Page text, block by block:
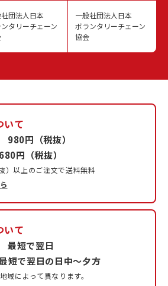
団法人日本
タリーチェーン
一般社団法人日本
ボランタリーチェーン
協会
いて
980円（税抜）
680円（税抜）
）以上のご注文で送料無料
いて
最短で翌日
短で翌日の日中〜夕方
域によって異なります。